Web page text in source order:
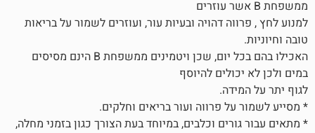
דהויה ובעיות עור, ועוזרים לשמור על בריאות
האכילו בהם בכל יום, שכן ויטמינים ממשפחת B הינם מסיסים
להיוסף
פרווה ועור בריאים וחלקים.
וכלבים, במיוחד בעת הצורך כגון בזמני מחלה,